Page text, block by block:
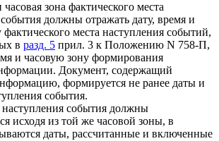
зона фактического места
должны отражать дату, время и
фактического места наступления событий,
в разд. 5 прил. 3 к Положению N 758-П,
и часовую зону формирования
Документ, содержащий
формируется не ранее даты и
события.
наступления события должны
исходя из той же часовой зоны, в
даты, рассчитанные и включенные